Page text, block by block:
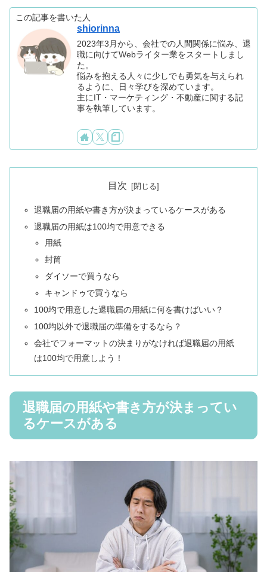
この記事を書いた人
shiorinna
2023年3月から、会社での人間関係に悩み、退
職に向けてWebライター業をスタートしまし
た。
悩みを抱える人々に少しでも勇気を与えられ
るように、日々学びを深めています。
主にIT・マーケティング・不動産に関する記
事を執筆しています。
目次
退職届の用紙や書き方が決まっているケースがある
退職届の用紙は100均で用意できる
用紙
封筒
ダイソーで買うなら
キャンドゥで買うなら
100均で用意した退職届の用紙に何を書けばいい？
100均以外で退職届の準備をするなら？
会社でフォーマットの決まりがなければ退職届の用紙
は100均で用意しよう！
退職届の用紙や書き方が決まってい
るケースがある